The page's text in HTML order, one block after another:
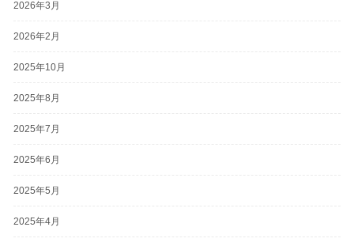
2026年3月
2026年2月
2025年10月
2025年8月
2025年7月
2025年6月
2025年5月
2025年4月